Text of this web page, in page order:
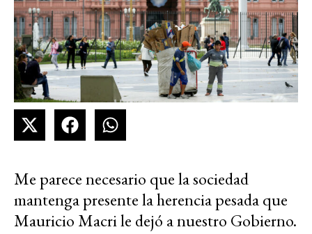
Me parece necesario que la sociedad
mantenga presente la herencia pesada que
Mauricio Macri le dejó a nuestro Gobierno.